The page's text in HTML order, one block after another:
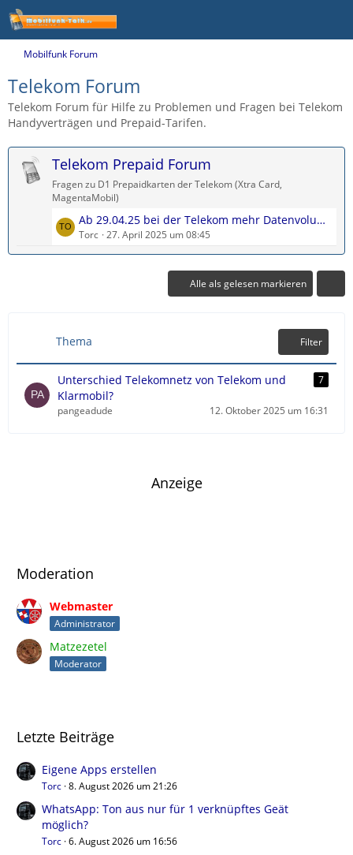
Mobilfunk Forum
Telekom Forum
Telekom Forum für Hilfe zu Problemen und Fragen bei Telekom
Handyverträgen und Prepaid-Tarifen.
Telekom Prepaid Forum
Fragen zu D1 Prepaidkarten der Telekom (Xtra Card,
MagentaMobil)
L
e
t
i
t
r
ä
g
Ab 29.04.25 bei der Telekom mehr Datenvolumen im Prepaid
Torc 27. April 2025 um 08:45
Alle als gelesen markieren
Thema Filter
Unterschied Telekomnetz von Telekom und
Klarmobil?
7
pangeadude 12. Oktober 2025 um 16:31
Anzeige
Moderation
Webmaster
Administrator
Matzezetel
Moderator
Letzte Beiträge
Eigene Apps erstellen
Torc 8. August 2026 um 21:26
WhatsApp: Ton aus nur für 1 verknüpftes Geät
möglich?
Torc 6. August 2026 um 16:56